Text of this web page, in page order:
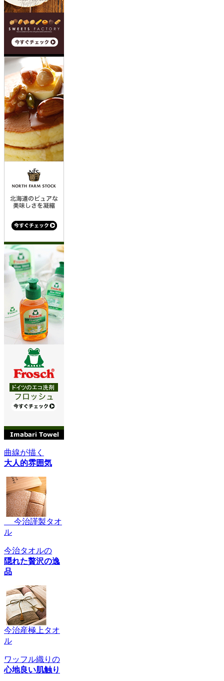
曲線が描く
大人的雰囲気
今治謹製タオ
ル
今治タオルの
隠れた贅沢の逸
品
今治産極上タオ
ル
ワッフル織りの
心地良い肌触り